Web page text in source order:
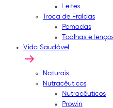
Leites
Troca de Fraldas
Pomadas
Toalhas e
Vida Saudável
Naturais
Nutracêuticos
Nutracêuticos
Prowin